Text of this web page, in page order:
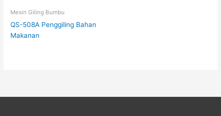
Mesin Giling Bumbu
QS-508A Penggiling Bahan
Makanan